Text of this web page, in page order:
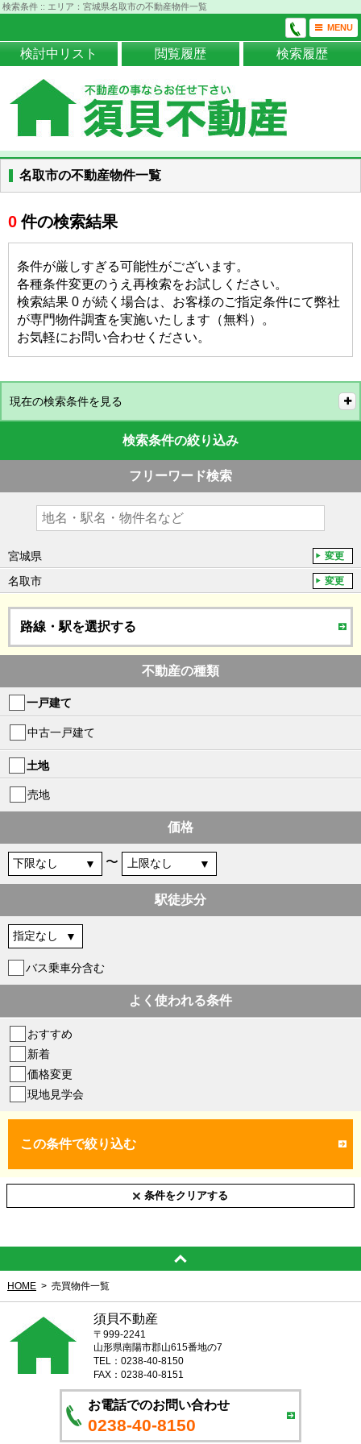
検索条件 :: エリア：宮城県名取市の不動産物件一覧
MENU
検討中リスト 閲覧履歴 検索履歴
名取市の不動産物件一覧
0 件の検索結果
条件が厳しすぎる可能性がございます。
各種条件変更のうえ再検索をお試しください。
検索結果 0 が続く場合は、お客様のご指定条件にて弊社
が専門物件調査を実施いたします（無料）。
お気軽にお問い合わせください。
現在の検索条件を見る
検索条件の絞り込み
フリーワード検索
宮城県 変更
名取市 変更
路線・駅を選択する
不動産の種類
一戸建て
中古一戸建て
土地
売地
価格
〜
駅徒歩分
バス乗車分含む
よく使われる条件
おすすめ
新着
価格変更
現地見学会
この条件で絞り込む
条件をクリアする
HOME 売買物件一覧
須貝不動産
〒999-2241
山形県南陽市郡山615番地の7
TEL：0238-40-8150
FAX：0238-40-8151
お電話でのお問い合わせ
0238-40-8150